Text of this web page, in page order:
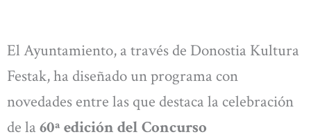
El Ayuntamiento, a través de Donostia Kultura
Festak, ha diseñado un programa con
novedades entre las que destaca la celebración
de la 60ª edición del Concurso